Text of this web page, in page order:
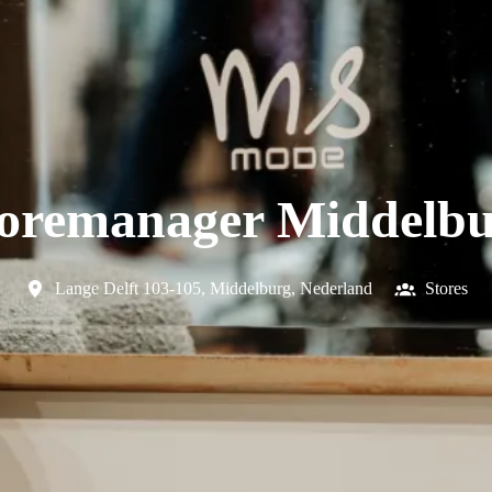
Lange Delft 103-105, Middelburg, Nederland Stores